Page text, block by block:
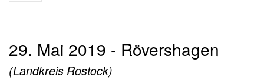
29. Mai 2019 - Rövershagen
(Landkreis Rostock)